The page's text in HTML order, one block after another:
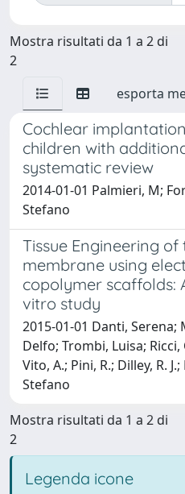
Mostra risultati da 1 a 2 di
2
esporta
Cochlear
children with
systematic review
2014-01-01 Palmieri, M;
Stefano
Tissue Engineering
membrane using
copolymer scaffolds:
vitro study
2015-01-01 Danti, Serena;
Delfo; Trombi, Luisa; Ricci,
Vito, A.; Pini, R.; Dilley, R.
Stefano
Mostra risultati da 1 a 2 di
2
Legenda icone